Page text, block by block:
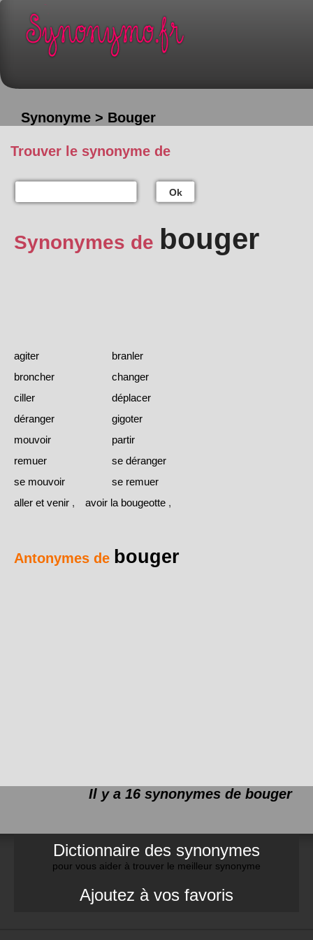
Synonyme > Bouger
Trouver le synonyme de
Ok
Synonymes de bouger
agiter
branler
broncher
changer
ciller
déplacer
déranger
gigoter
mouvoir
partir
remuer
se déranger
se mouvoir
se remuer
aller et venir , avoir la bougeotte ,
Antonymes de bouger
Il y a 16 synonymes de bouger
Dictionnaire des synonymes
pour vous aider à trouver le meilleur synonyme
Ajoutez à vos favoris